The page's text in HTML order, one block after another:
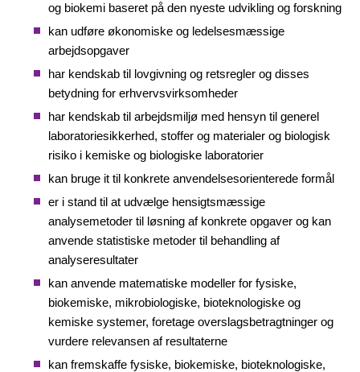
og biokemi baseret på den nyeste udvikling og forskning
kan udføre økonomiske og ledelsesmæssige
arbejdsopgaver
har kendskab til lovgivning og retsregler og disses
betydning for erhvervsvirksomheder
har kendskab til arbejdsmiljø med hensyn til generel
laboratoriesikkerhed, stoffer og materialer og biologisk
risiko i kemiske og biologiske laboratorier
kan bruge it til konkrete anvendelsesorienterede formål
er i stand til at udvælge hensigtsmæssige
analysemetoder til løsning af konkrete opgaver og kan
anvende statistiske metoder til behandling af
analyseresultater
kan anvende matematiske modeller for fysiske,
biokemiske, mikrobiologiske, bioteknologiske og
kemiske systemer, foretage overslagsbetragtninger og
vurdere relevansen af resultaterne
kan fremskaffe fysiske, biokemiske, bioteknologiske,